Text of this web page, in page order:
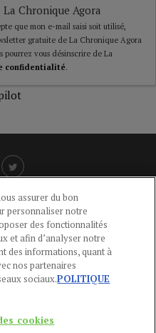
Chronique Agora
que mon e-mail saisi soit utilisé,
gratuite de La Chronique Agora
vous désinscrire de La
confidentialité.
-POLITIQUE DES COOKIES
-AIDE
9h-13h et 14h-17h
assurer du bon
personnaliser notre
des fonctionnalités
et afin d’analyser notre
des informations, quant à
nos partenaires
sociaux.POLITIQUE
cookies